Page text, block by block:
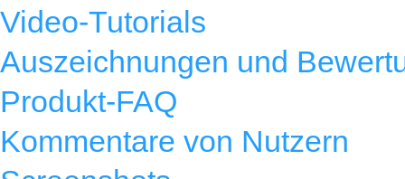
Video-Tutorials
Auszeichnungen und
Produkt-FAQ
Kommentare von Nutzern